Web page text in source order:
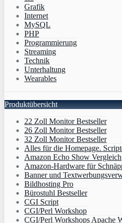
Grafik
Internet
MySQL
PHP
Programmierung
Streaming
Technik
Unterhaltung
Wearables
Produktübersicht
22 Zoll Monitor Bestseller
26 Zoll Monitor Bestseller
32 Zoll Monitor Bestseller
Alles für die Homepage.
Amazon Echo Show Vergleich
Amazon-Hardware für
Banner und
Bildhosting Pro
Bürostuhl Bestseller
CGI Script
CGI/Perl Workshop
CGI/Perl Workshops Apache